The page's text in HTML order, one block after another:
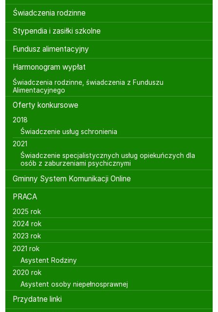
Świadczenia rodzinne
Stypendia i zasiłki szkolne
Fundusz alimentacyjny
Harmonogram wypłat
Świadczenia rodzinne, świadczenia z Funduszu
Alimentacyjnego
Oferty konkursowe
2018
Świadczenie usług schronienia
2021
Świadczenie specjalistycznych usług opiekuńczych dla
osób z zaburzeniami psychicznymi
Gminny System Komunikacji Online
PRACA
2025 rok
2024 rok
2023 rok
2021 rok
Asystent Rodziny
2020 rok
Asystent osoby niepełnosprawnej
Przydatne linki